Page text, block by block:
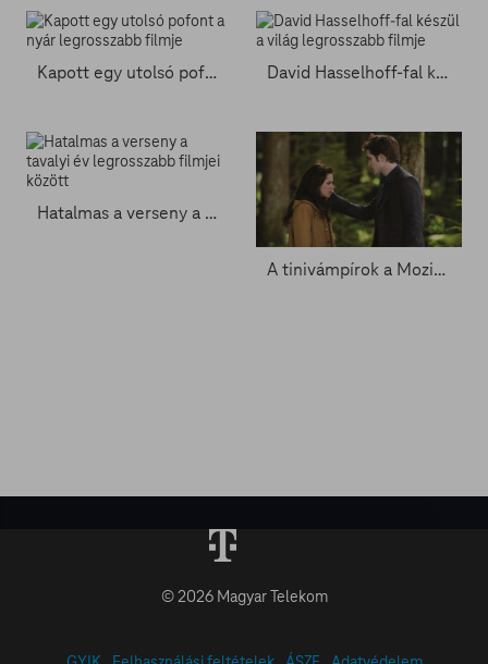
Kapott egy utolsó pofont a nyár legrosszabb filmje David Hasselhoff-fal készül a világ legrosszabb filmje
Hatalmas a verseny a tavalyi év legrosszabb filmjei között
A tinivámpírok a Moziverzumra költöznek
© 2026 Magyar Telekom